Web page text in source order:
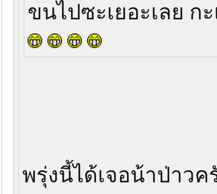
ขนไปซะเยอะเลย ก
พรุ่งนี้ได้เจอน้าป่าว